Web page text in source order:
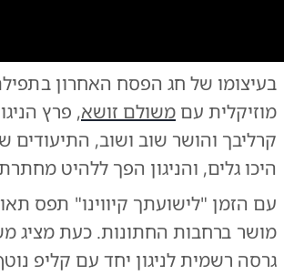
בעיצומו של חג הפסח האחרון
מוזיקלית עם משולם זושא, פרץ
קרליבך והושר שוב ושוב, התיעודים
היכו גלים, והניגון הפך ללהיט
עם הזמן "לישועתך קיווינו" תפס
מושר ברחבות החתונות. כעת מציג
גרסה רשמית לניגון יחד עם קליפ